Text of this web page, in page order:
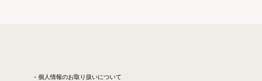
個人情報のお取り扱いについて